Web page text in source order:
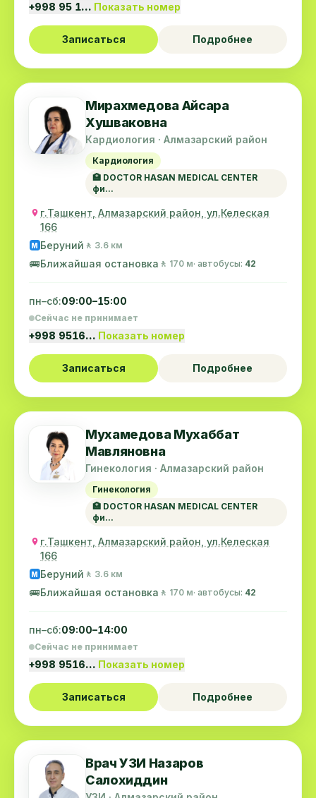
+998 95 1… Показать номер
Записаться Подробнее
Мирахмедова Айсара
Хушваковна
Кардиология · Алмазарский район
Кардиология
🏥 DOCTOR HASAN MEDICAL CENTER
фи...
г.Ташкент, Алмазарский район, ул.Келеская
166
M Беруний 🚶 3.6 км
🚌Ближайшая остановка 🚶 170 м· автобусы: 42
пн–сб:09:00–15:00
Сейчас не принимает
+998 9516… Показать номер
Записаться Подробнее
Мухамедова Мухаббат
Мавляновна
Гинекология · Алмазарский район
Гинекология
🏥 DOCTOR HASAN MEDICAL CENTER
фи...
г.Ташкент, Алмазарский район, ул.Келеская
166
M Беруний 🚶 3.6 км
🚌Ближайшая остановка 🚶 170 м· автобусы: 42
пн–сб:09:00–14:00
Сейчас не принимает
+998 9516… Показать номер
Записаться Подробнее
Врач УЗИ Назаров
Салохиддин